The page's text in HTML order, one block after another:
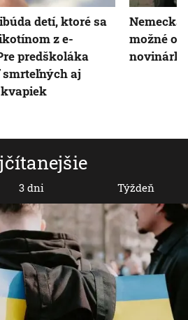
3 dni Týždeň
detí, ktoré sa
z e-
predškoláka
aj
možné